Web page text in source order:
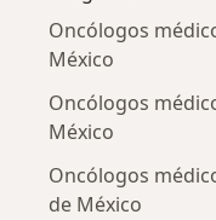
Oncólogos
México
Oncólogos
México
Oncólogos
de México